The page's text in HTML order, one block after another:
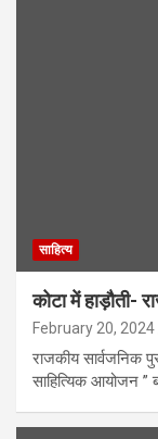
साहित्य
कोटा में हाड़ौती-
February 20, 2024
राजकीय सार्वजनिक
साहित्यिक आयोजन ”